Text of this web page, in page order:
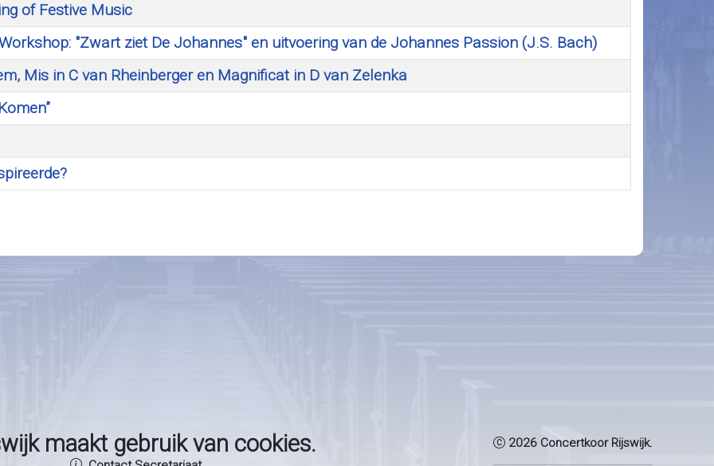
of Festive Music
"Zwart ziet De Johannes" en uitvoering van de Johannes Passion (J.S. Bach)
Mis in C van Rheinberger en Magnificat in D van Zelenka
2026 Concertkoor Rijswijk.
maakt gebruik van cookies.